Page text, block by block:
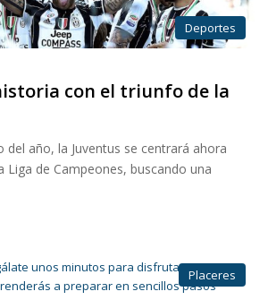
Deportes
con el triunfo de la
del año, la Juventus se centrará ahora
Liga de Campeones, buscando una
Placeres